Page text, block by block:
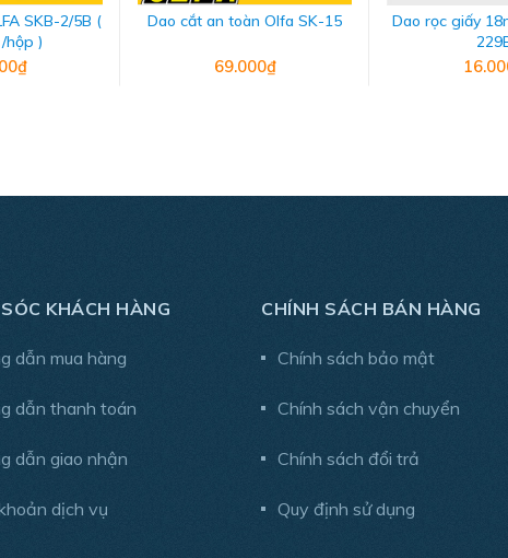
SKB-2/5B (
hộp )
Dao cắt an toàn Olfa SK-15
69.000₫
Dao rọc giấy
KHÁCH HÀNG
dẫn mua hàng
dẫn thanh toán
dẫn giao nhận
dịch vụ
CHÍNH SÁCH BÁN HÀNG
Chính sách bảo mật
Chính sách vận chuyển
Chính sách đổi trả
Quy định sử dụng